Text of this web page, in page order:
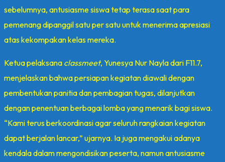
sebelumnya, antusiasme siswa tetap terasa saat para
pemenang dipanggil satu per satu untuk menerima apresiasi
atas kekompakan kelas mereka.
Ketua pelaksana classmeet, Yunesya Nur Nayla dari F11.7,
menjelaskan bahwa persiapan kegiatan diawali dengan
pembentukan panitia dan pembagian tugas, dilanjutkan
dengan penentuan berbagai lomba yang menarik bagi siswa.
“Kami terus berkoordinasi agar seluruh rangkaian kegiatan
dapat berjalan lancar,” ujarnya. Ia juga mengakui adanya
kendala dalam mengondisikan peserta, namun antusiasme